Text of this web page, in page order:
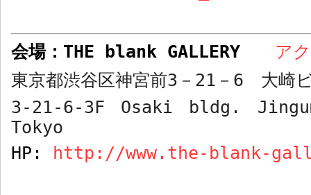
会場： THE blank GALLERY
ア
東京都渋谷区神宮前3 － 21 － 6 大崎
3-21-6-3F Osaki bldg.
Tokyo
HP:
http://www.the-blank-